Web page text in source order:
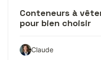
Conteneurs à
pour bien choisir
Claude